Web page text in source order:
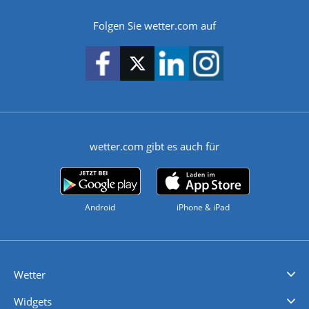
Folgen Sie wetter.com auf
wetter.com gibt es auch für
Android iPhone & iPad
Wetter
Widgets